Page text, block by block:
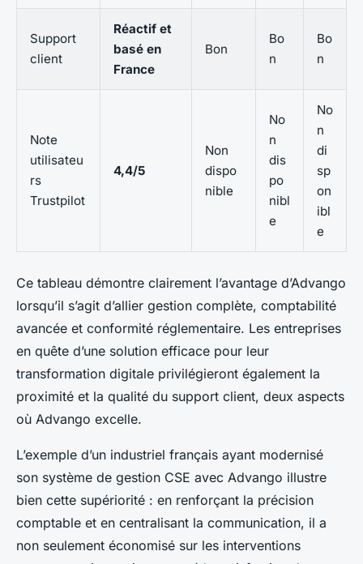
Support
client
Réactif et
basé en
France
Bon
Bo
n
Bo
n
Note
utilisateu
rs
Trustpilot
4,4/5
Non
dispo
nible
No
n
dis
po
nibl
e
No
n
di
sp
on
ibl
e
Ce tableau démontre clairement l’avantage d’Advango
lorsqu’il s’agit d’allier gestion complète, comptabilité
avancée et conformité réglementaire. Les entreprises
en quête d’une solution efficace pour leur
transformation digitale privilégieront également la
proximité et la qualité du support client, deux aspects
où Advango excelle.
L’exemple d’un industriel français ayant modernisé
son système de gestion CSE avec Advango illustre
bien cette supériorité : en renforçant la précision
comptable et en centralisant la communication, il a
non seulement économisé sur les interventions